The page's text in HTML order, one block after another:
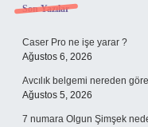
Sidebar
Son Yazılar
Caser Pro ne işe yarar ?
Ağustos 6, 2026
Avcılık belgemi nereden
Ağustos 5, 2026
7 numara Olgun Şimşek